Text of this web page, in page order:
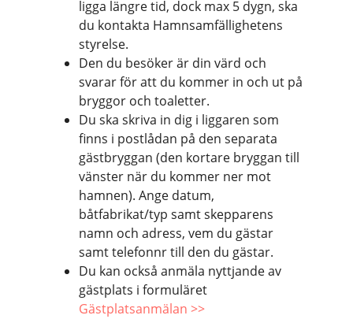
ligga längre tid, dock max 5 dygn, ska
du kontakta Hamnsamfällighetens
styrelse.
Den du besöker är din värd och
svarar för att du kommer in och ut på
bryggor och toaletter.
Du ska skriva in dig i liggaren som
finns i postlådan på den separata
gästbryggan (den kortare bryggan till
vänster när du kommer ner mot
hamnen). Ange datum,
båtfabrikat/typ samt skepparens
namn och adress, vem du gästar
samt telefonnr till den du gästar.
Du kan också anmäla nyttjande av
gästplats i formuläret
Gästplatsanmälan >>